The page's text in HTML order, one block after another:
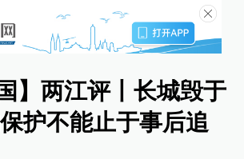
】两江评丨长城毁于
护不能止于事后追